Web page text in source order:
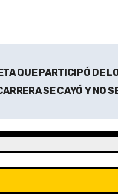
QUE PARTICIPÓ DE
SE CAYÓ Y NO